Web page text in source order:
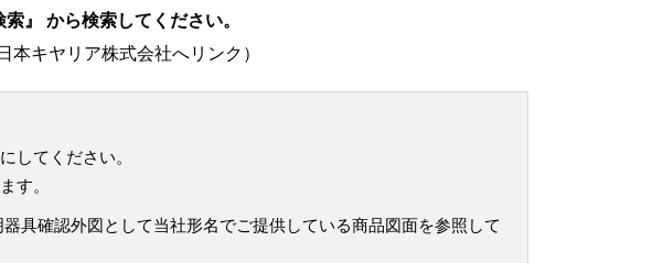
』 から検索してください。
日本キヤリア株式会社へリンク）
してください。
す。
具確認外図として当社形名でご提供している商品図面を参照して